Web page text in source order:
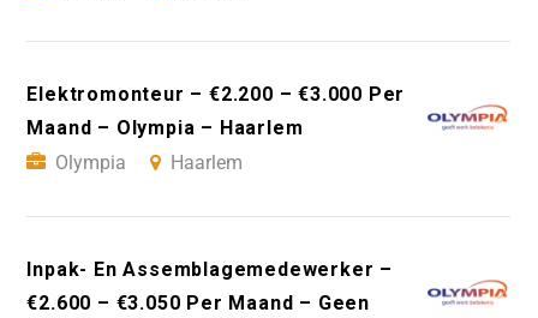
Elektromonteur – €2.200 – €3.000 Per
Maand – Olympia – Haarlem
Olympia
Haarlem
Inpak- En Assemblagemedewerker –
€2.600 – €3.050 Per Maand – Geen